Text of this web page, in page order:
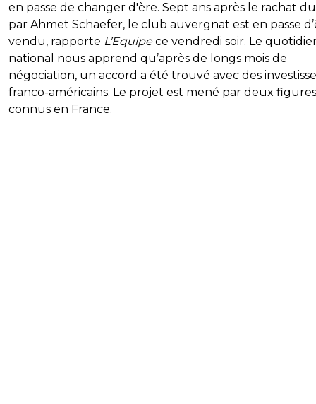
en passe de changer d'ère. Sept ans après le rachat
par Ahmet Schaefer, le club auvergnat est en passe
vendu, rapporte L’Equipece vendredi soir. Le
national nous apprend qu’après de longs mois de
négociation, un accord a été trouvé avec des
franco-américains. Le projet est mené par deux
connus en France.